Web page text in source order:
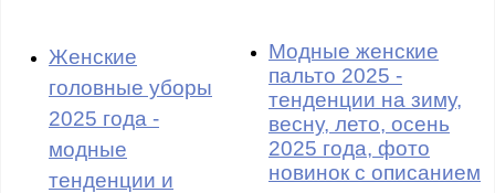
Женские
головные уборы
2025 года -
модные
тенденции и
Модные женские
пальто 2025 -
тенденции на зиму,
весну, лето, осень
2025 года, фото
новинок с описанием